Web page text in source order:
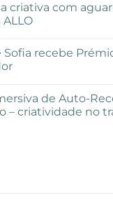
criativa com
recebe
de Auto-
– criatividade no